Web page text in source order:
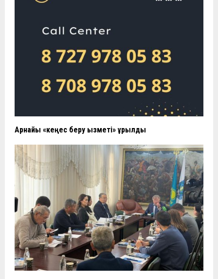
Арнайы «кеңес беру қызметі» құрылды